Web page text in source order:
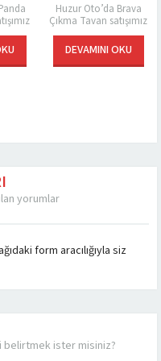
Huzur Oto’da Panda
Tavan satışımız
Çıkma
parça ve yedek parça
araç sahiplerinin
kafasını kurcalayan
DEVAMINI OKU
Huzur
Çıkma
yorumlar
form aracılığıyla siz
belirtmek ister misiniz?